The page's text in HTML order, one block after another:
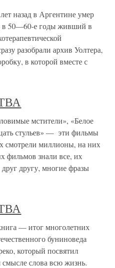
назад в Аргентине умер
в 50—60-е годы живший в
разобрали архив Уолтера,
в которой вместе с
мстители», «Белое
стульев» — эти фильмы
смотрели миллионы, на них
фильмов знали все, их
другу, многие фразы
— итог многолетних
буниноведа
который посвятил
слова всю жизнь.